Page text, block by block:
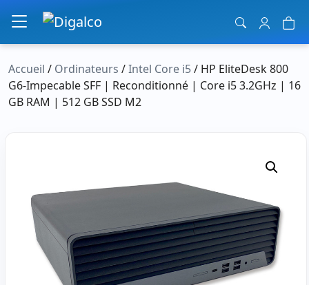
Navigation principale
Accueil / Ordinateurs /Intel Core i5/ HP EliteDesk 800
G6-Impecable SFF | Reconditionné | Core i5 3.2GHz | 16
GB RAM | 512 GB SSD M2